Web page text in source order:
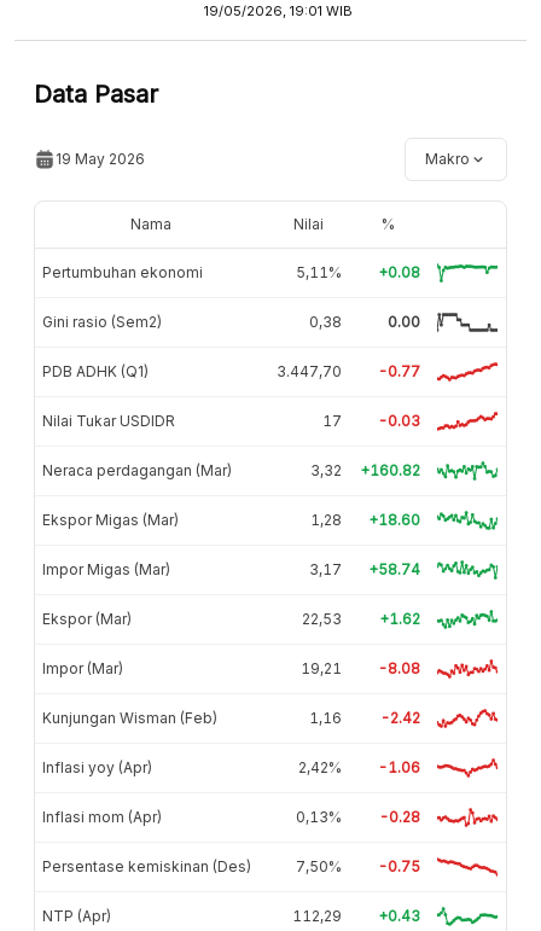
19/05/2026, 19:01 WIB
Data Pasar
19 May 2026 Makro
Nama Nilai %
Pertumbuhan ekonomi 5,11% +0.08
Gini rasio (Sem2) 0,38 0.00
PDB ADHK (Q1) 3.447,70 -0.77
Nilai Tukar USDIDR 17 -0.03
Neraca perdagangan (Mar) 3,32 +160.82
Ekspor Migas (Mar) 1,28 +18.60
Impor Migas (Mar) 3,17 +58.74
Ekspor (Mar) 22,53 +1.62
Impor (Mar) 19,21 -8.08
Kunjungan Wisman (Feb) 1,16 -2.42
Inflasi yoy (Apr) 2,42% -1.06
Inflasi mom (Apr) 0,13% -0.28
Persentase kemiskinan (Des) 7,50% -0.75
NTP (Apr) 112,29 +0.43